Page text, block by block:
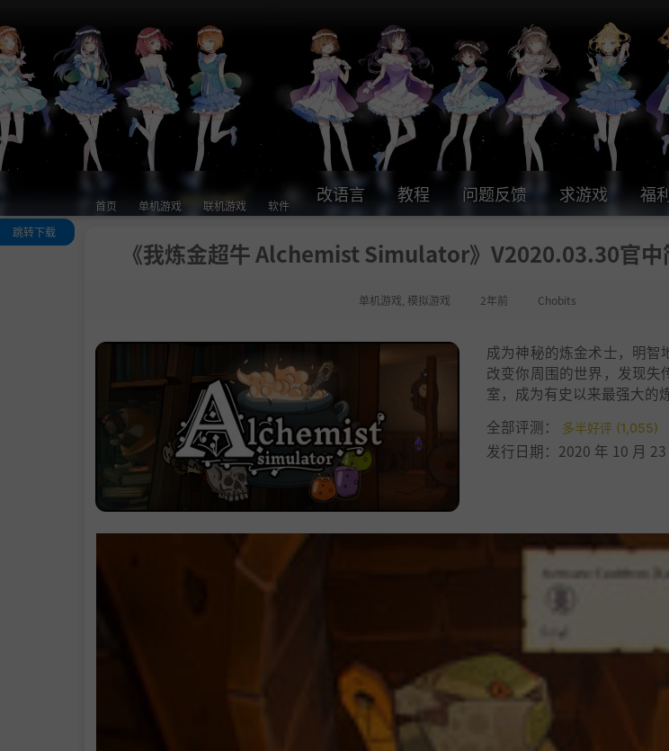
首页 单机游戏 联机游戏 软件
改语言 教程 问题反馈 求游戏 福
《我炼金超牛 Alchemist Simulator》V2020.03.30官
单机游戏 模拟游戏 2年前 Chobits
跳转下载
成为神秘的炼金术士，明智
改变你周围的世界，发现失
室，成为有史以来最强大的
全部评测：
多半好评 (1,055)
发行日期：2020 年 10 月 23